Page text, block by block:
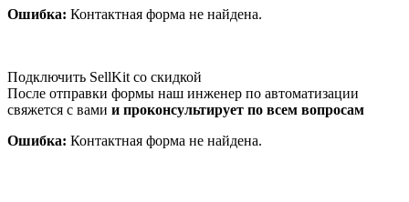
Ошибка: Контактная форма не найдена.
Подключить SellKit со скидкой
После отправки формы наш инженер по автоматизации
свяжется с вами и проконсультирует по всем вопросам
Ошибка: Контактная форма не найдена.